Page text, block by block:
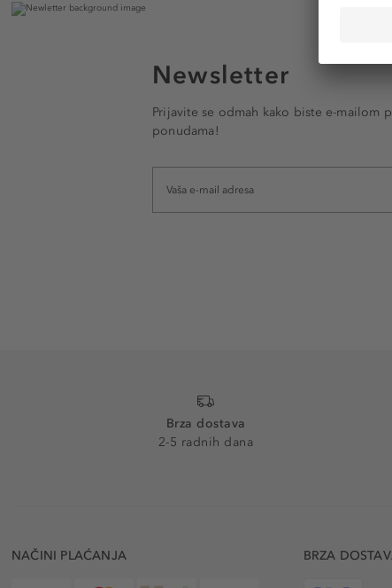
Newsletter
Prijavite se odmah kako biste e-mailom
ponudama!
Brza dostava
2-5 radnih dana
NAČINI PLAĆANJA BRZA